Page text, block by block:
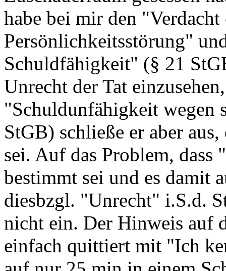
habe bei mir den
Persönlichkeitsstörung"
Schuldfähigkeit" (§ 21
Unrecht der Tat
"Schuldunfähigkeit wegen
StGB) schließe er aber
sei. Auf das Problem,
bestimmt sei und es damit
diesbzgl. "Unrecht" i.S.d.
nicht ein. Der Hinweis auf
einfach quittiert mit "Ich